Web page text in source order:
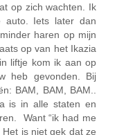
op zich wachten. Ik
Iets later dan
haren op mijn
op van het Ikazia
liftje kom ik aan op
heb gevonden. Bij
BAM, BAM, BAM..
is in alle staten en
Want “ik had me
is niet gek dat ze